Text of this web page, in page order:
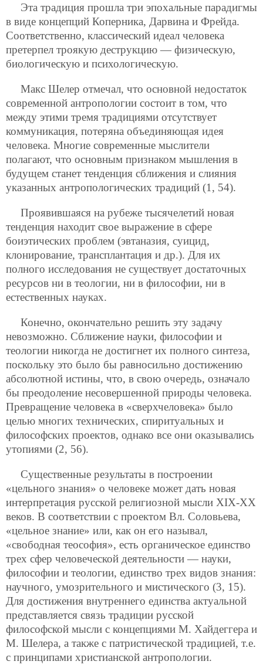
Эта традиция прошла три эпохальные парадигмы
в виде концепций Коперника, Дарвина и Фрейда.
Соответственно, классический идеал человека
претерпел троякую деструкцию — физическую,
биологическую и психологическую.
Макс Шелер отмечал, что основной недостаток
современной антропологии состоит в том, что
между этими тремя традициями отсутствует
коммуникация, потеряна объединяющая идея
человека. Многие современные мыслители
полагают, что основным признаком мышления в
будущем станет тенденция сближения и слияния
указанных антропологических традиций (1, 54).
Проявившаяся на рубеже тысячелетий новая
тенденция находит свое выражение в сфере
боиэтических проблем (эвтаназия, суицид,
клонирование, трансплантация и др.). Для их
полного исследования не существует достаточных
ресурсов ни в теологии, ни в философии, ни в
естественных науках.
Конечно, окончательно решить эту задачу
невозможно. Сближение науки, философии и
теологии никогда не достигнет их полного синтеза,
поскольку это было бы равносильно достижению
абсолютной истины, что, в свою очередь, означало
бы преодоление несовершенной природы человека.
Превращение человека в «сверхчеловека» было
целью многих технических, спиритуальных и
философских проектов, однако все они оказывались
утопиями (2, 56).
Существенные результаты в построении
«цельного знания» о человеке может дать новая
интерпретация русской религиозной мысли ХIХ-ХХ
веков. В соответствии с проектом Вл. Соловьева,
«цельное знание» или, как он его называл,
«свободная теософия», есть органическое единство
трех сфер человеческой деятельности — науки,
философии и теологии, единство трех видов знания:
научного, умозрительного и мистического (3, 15).
Для достижения внутреннего единства актуальной
представляется cвязь традиции русской
философской мысли с концепциями М. Хайдеггера и
М. Шелера, а также с патристической традицией, т.е.
с принципами христианской антропологии.